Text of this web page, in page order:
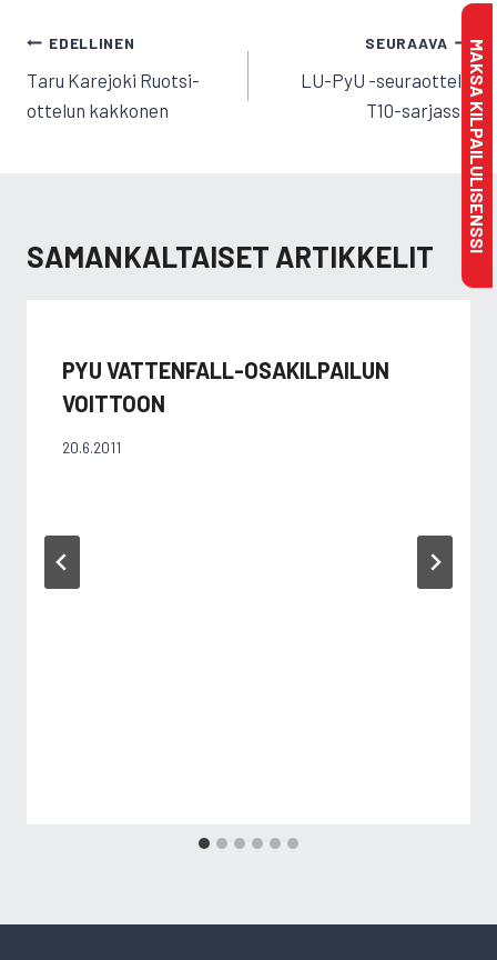
ARTIKKELIEN
SELAUS
EDELLINEN
Taru Karejoki Ruotsi-
ottelun kakkonen
SEURAAVA
LU-PyU -seuraottelu
T10-sarjassa
SAMANKALTAISET ARTIKKELIT
PYU VATTENFALL-OSAKILPAILUN
VOITTOON
20.6.2011
MAKSA KILPAILULISENSSI